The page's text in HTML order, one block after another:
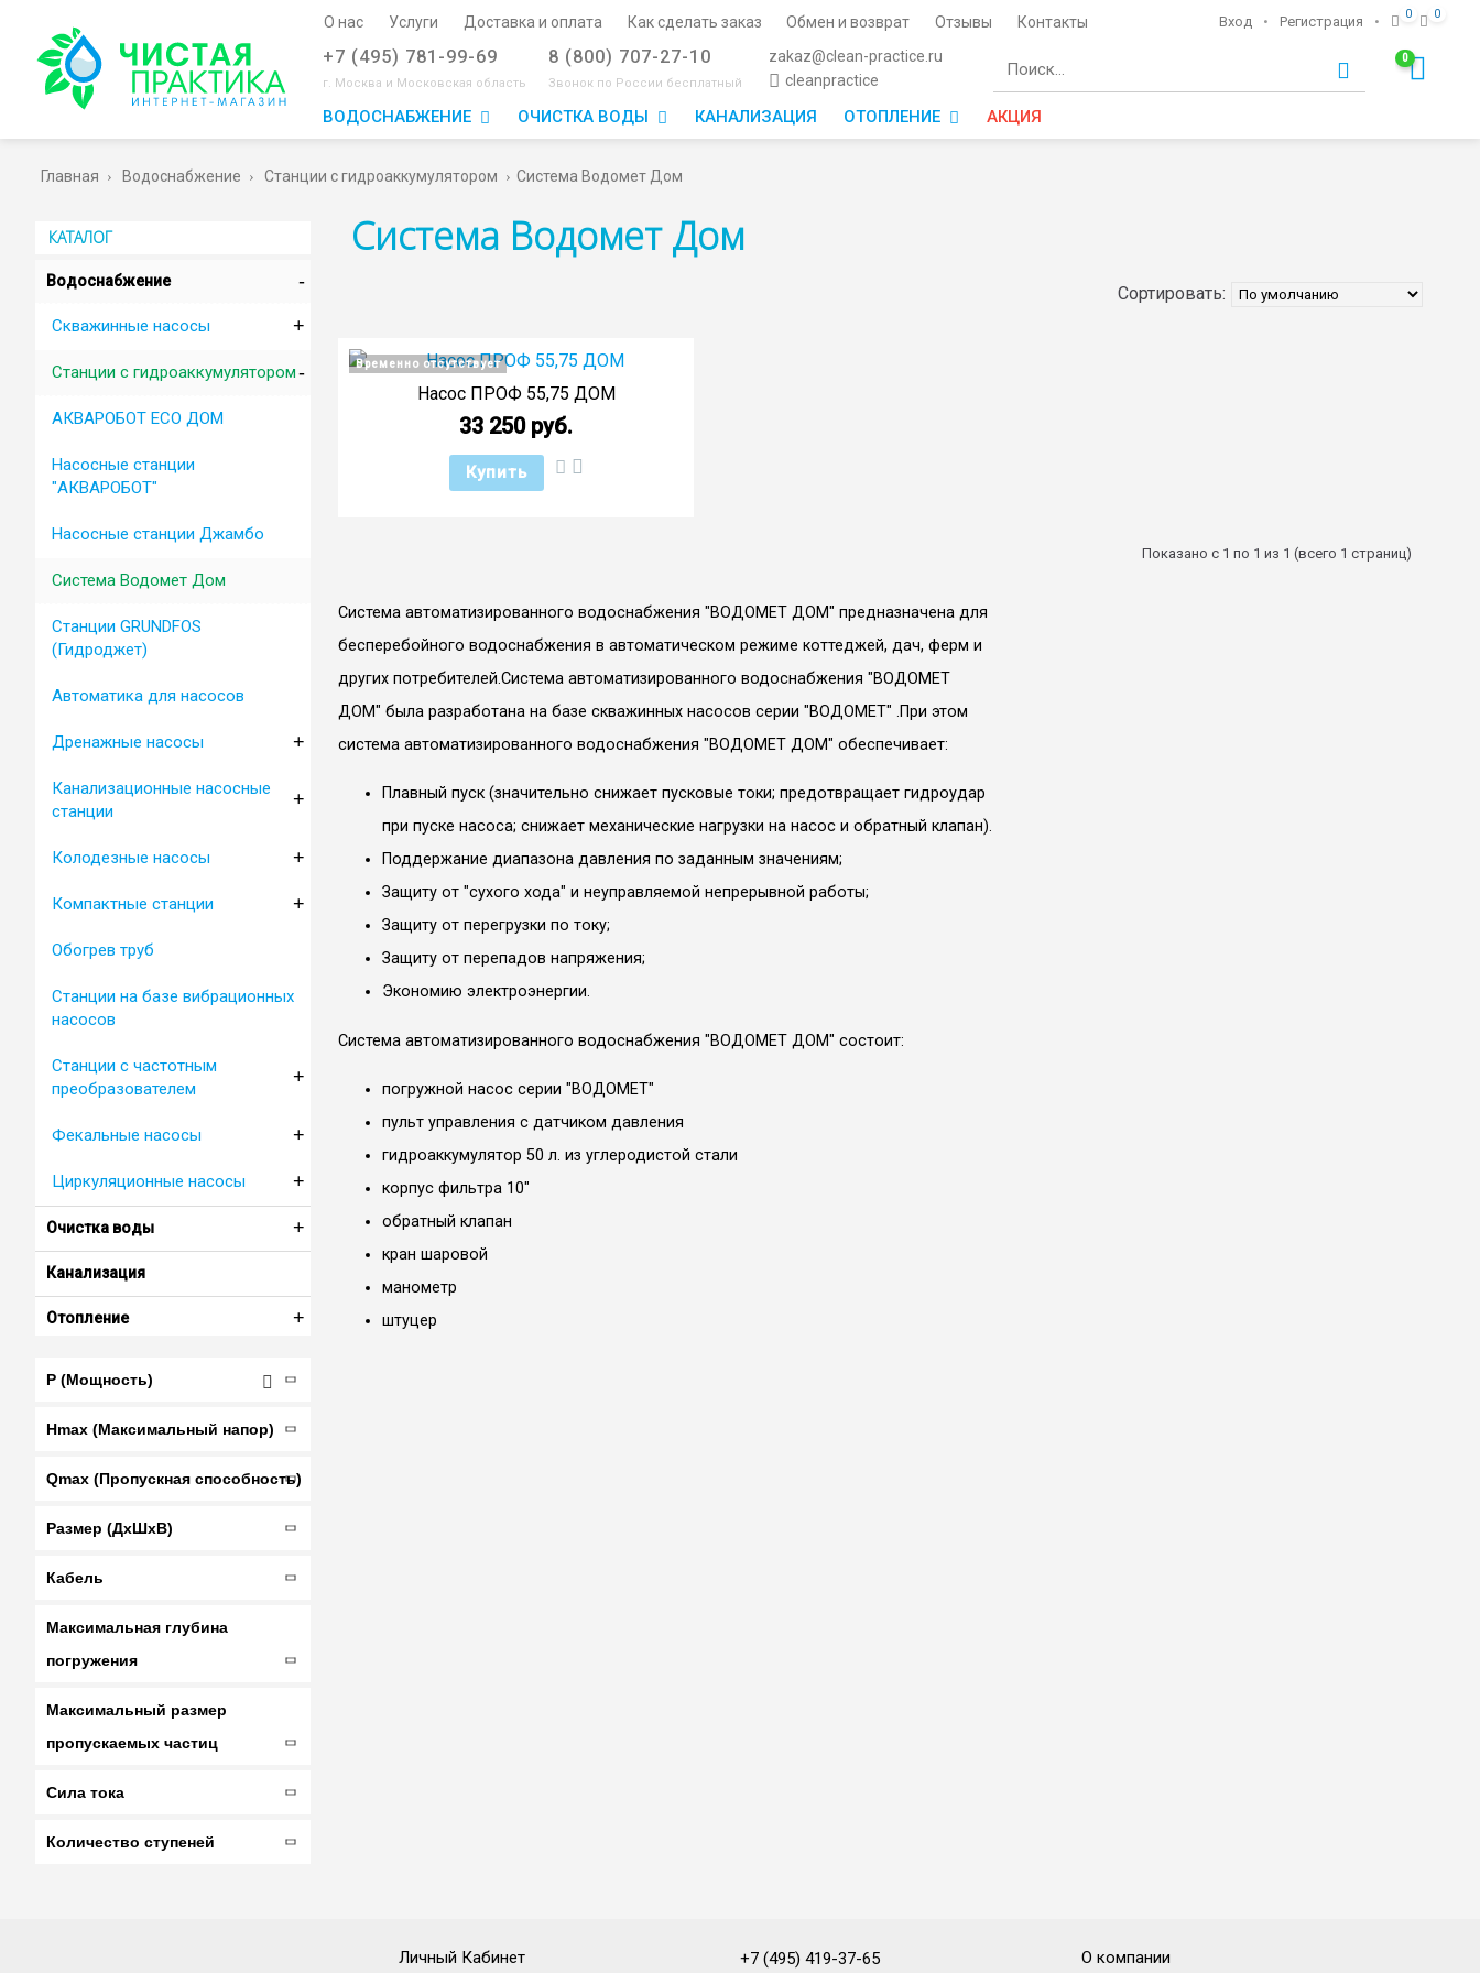
О нас Услуги Доставка и оплата Как сделать заказ Обмен и возврат Отзывы Контакты Вход • Регистрация • 0 0
+7 (495) 781-99-69
г. Москва и Московская область
8 (800) 707-27-10
Звонок по России бесплатный
zakaz@clean-practice.ru
cleanpractice
0
ВОДОСНАБЖЕНИЕ ОЧИСТКА ВОДЫ КАНАЛИЗАЦИЯ ОТОПЛЕНИЕ АКЦИЯ
Главная Водоснабжение Cтанции с гидроаккумулятором Система Водомет Дом
КАТАЛОГ
Водоснабжение -
Cкважинные насосы +
Cтанции с гидроаккумулятором-
АКВАРОБОТ ECO ДОМ
Насосные станции
"АКВАРОБОТ"
Насосные станции Джамбо
Система Водомет Дом
Станции GRUNDFOS
(Гидроджет)
Автоматика для насосов
Дренажные насосы +
Канализационные насосные
станции
+
Колодезные насосы +
Компактные станции +
Обогрев труб
Станции на базе вибрационных
насосов
Станции с частотным
преобразователем
+
Фекальные насосы +
Циркуляционные насосы +
Очистка воды +
Канализация
Отопление +
P (Мощность)
Hmax (Максимальный напор)
Qmax (Пропускная способность)
Размер (ДхШхВ)
Кабель
Максимальная глубина
погружения
Максимальный размер
пропускаемых частиц
Сила тока
Количество ступеней
Система Водомет Дом
Сортировать:
Временно отсутствует
Насос ПРОФ 55,75 ДОМ
33 250 руб.
Купить
Показано с 1 по 1 из 1 (всего 1 страниц)
Система автоматизированного водоснабжения "ВОДОМЕТ ДОМ" предназначена для
бесперебойного водоснабжения в автоматическом режиме коттеджей, дач, ферм и
других потребителей.Система автоматизированного водоснабжения "ВОДОМЕТ
ДОМ" была разработана на базе скважинных насосов серии "ВОДОМЕТ" .При этом
система автоматизированного водоснабжения "ВОДОМЕТ ДОМ" обеспечивает:
Плавный пуск (значительно снижает пусковые токи; предотвращает гидроудар
при пуске насоса; снижает механические нагрузки на насос и обратный клапан).
Поддержание диапазона давления по заданным значениям;
Защиту от "сухого хода" и неуправляемой непрерывной работы;
Защиту от перегрузки по току;
Защиту от перепадов напряжения;
Экономию электроэнергии.
Система автоматизированного водоснабжения "ВОДОМЕТ ДОМ" состоит:
погружной насос серии "ВОДОМЕТ"
пульт управления с датчиком давления
гидроаккумулятор 50 л. из углеродистой стали
корпус фильтра 10"
обратный клапан
кран шаровой
манометр
штуцер
Личный Кабинет +7 (495) 419-37-65 О компании